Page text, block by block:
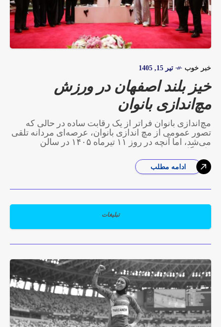
خبر خوب تیر 15, 1405
خیز بلند اصفهان در ورزش
مچ‌اندازی بانوان
مچ‌اندازی بانوان فراتر از یک رقابت ساده در حالی که
تصور عمومی از مچ اندازی بانوان، عرصه‌ای مردانه تلقی
می‌شد، اما آنچه در روز ۱۱ تیرماه ۱۴۰۵ در سالن
ادامه مطلب
تبلیغات